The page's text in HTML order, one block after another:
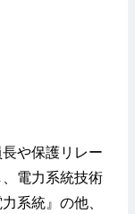
や保護リレー
電力系統技術
系統』の他、